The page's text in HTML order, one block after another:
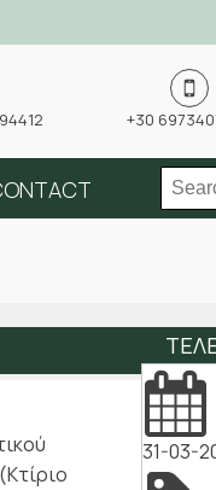
+30
for:
31-03-